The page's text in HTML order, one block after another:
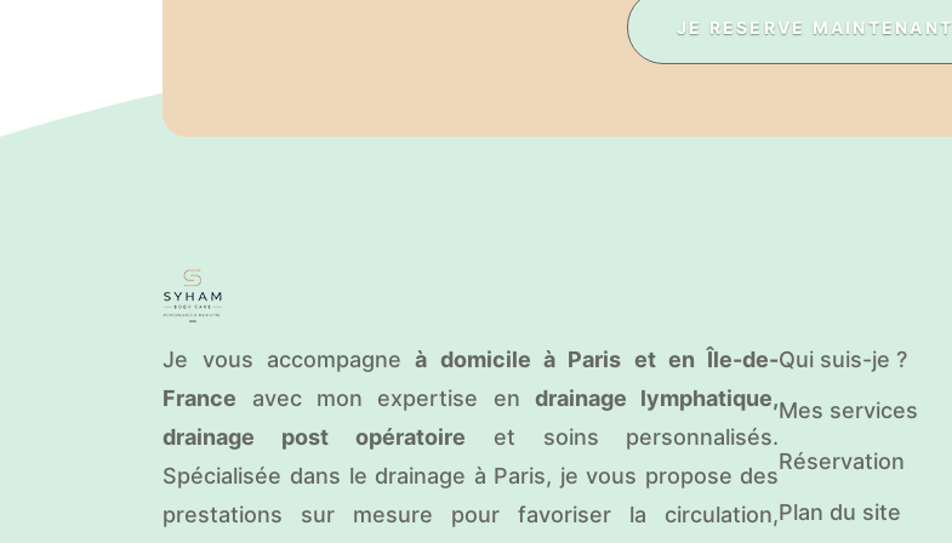
JE RESERVE MAINTENANT
Je vous accompagneà domicile à Paris et en Île-de-
France avec mon expertise endrainage lymphatique,
drainage post opératoire et soins personnalisés.
Spécialisée dans le drainage à Paris, je vous propose des
prestations sur mesure pour favoriser la circulation,
Qui suis-je ?
Mes services
Réservation
Plan du site